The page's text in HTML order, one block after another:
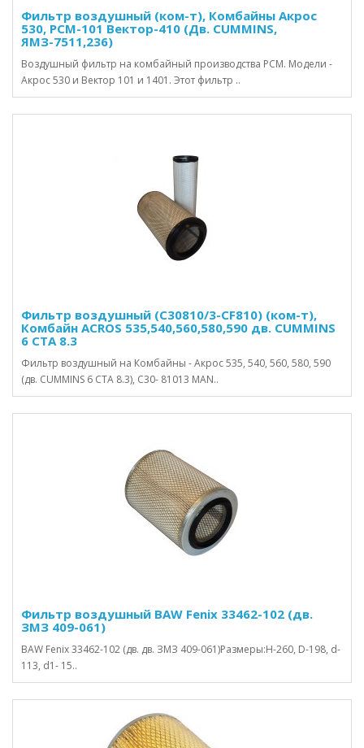
Фильтр воздушный (ком-т), Комбайны Акрос
530, РСМ-101 Вектор-410 (Дв. CUMMINS,
ЯМЗ-7511,236)
Воздушный фильтр на комбайный производства РСМ. Модели -
Акрос 530 и Вектор 101 и 1401. Этот фильтр ..
Фильтр воздушный (С30810/3-CF810) (ком-т),
Комбайн ACROS 535,540,560,580,590 дв. CUMMINS
6 CTA 8.3
Фильтр воздушный на Комбайны - Акрос 535, 540, 560, 580, 590
(дв. CUMMINS 6 CTA 8.3), С30- 81013 MAN..
Фильтр воздушный BAW Fenix 33462-102 (дв.
ЗМЗ 409-061)
BAW Fenix 33462-102 (дв. дв. ЗМЗ 409-061)Размеры:H-260, D-198, d-
113, d1- 15..